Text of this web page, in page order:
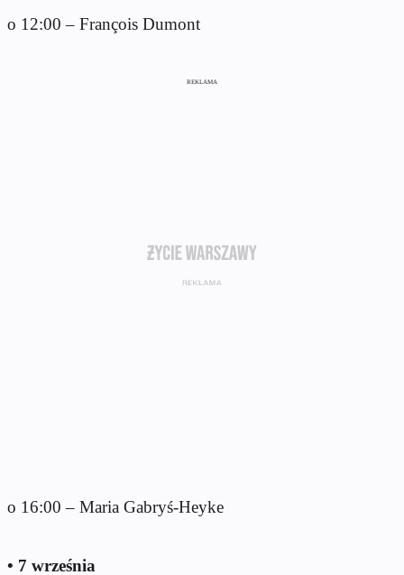
o 12:00 – François Dumont
REKLAMA
o 16:00 – Maria Gabryś-Heyke
• 7 września